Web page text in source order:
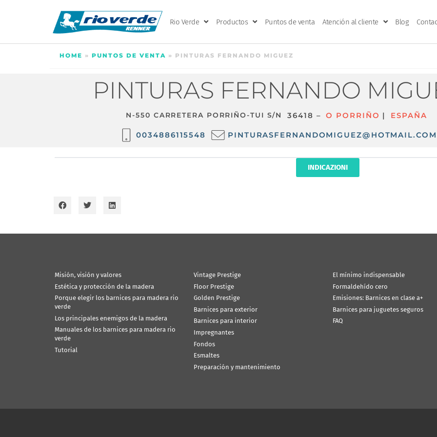
Rio Verde Productos Puntos de venta Atención al cliente Blog
HOME » PUNTOS DE VENTA » PINTURAS FERNANDO MIGUEZ
PINTURAS FERNANDO
N-550 CARRETERA PORRIÑO-TUI S/N 36418 – O PORRIÑO | ESPAÑA
0034886115548 PINTURASFERNANDOMIGUEZ@HOTMAIL.COM
INDICAZIONI
Misión, visión y valores
Estética y protección de la madera
Porque elegir los barnices para madera rio
verde
Los principales enemigos de la madera
Manuales de los barnices para madera rio
verde
Tutorial
Vintage Prestige
Floor Prestige
Golden Prestige
Barnices para exterior
Barnices para interior
Impregnantes
Fondos
Esmaltes
Preparación y mantenimiento
El mínimo indispensable
Formaldehído cero
Emisiones: Barnices en clase a+
Barnices para juguetes seguros
FAQ